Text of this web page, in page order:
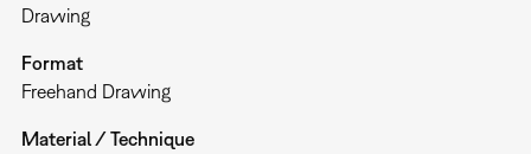
Drawing
Format
Freehand Drawing
Material / Technique